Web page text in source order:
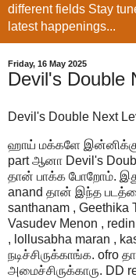
different fields Stay
latest happenings...
Friday, 16 May 2025
Devil's Double
Devil's Double Next
ஹாய் மக்களே இன்னிக்கு
part ஆனா Devil's
தான் பாக்க போறோம். இது
anand தான் இந்த
santhanam , Geethika
Vasudev Menon ,
, lollusabha maran ,
நடிச்சிருக்காங்க. ofro
அமைச்சிருக்காரு. DD